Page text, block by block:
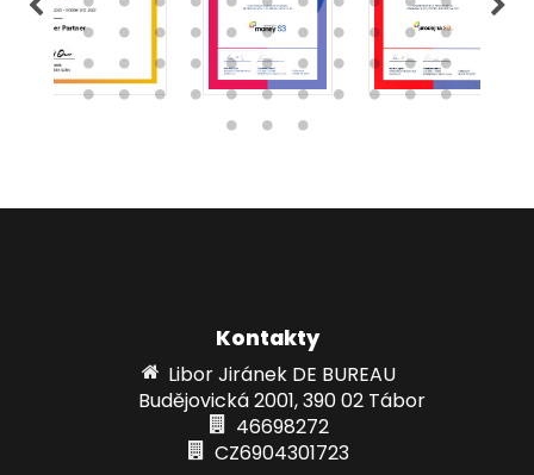
Kontakty
Libor Jiránek DE BUREAU
Budějovická 2001, 390 02 Tábor
46698272
CZ6904301723